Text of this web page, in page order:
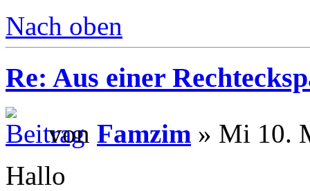
Nach oben
Re: Aus einer
von Famzim » Mi 10.
Hallo